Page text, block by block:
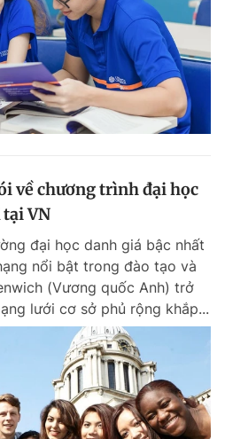
về chương trình đại học
tại VN
đại học danh giá bậc nhất
nổi bật trong đào tạo và
(Vương quốc Anh) trở
lưới cơ sở phủ rộng khắp...